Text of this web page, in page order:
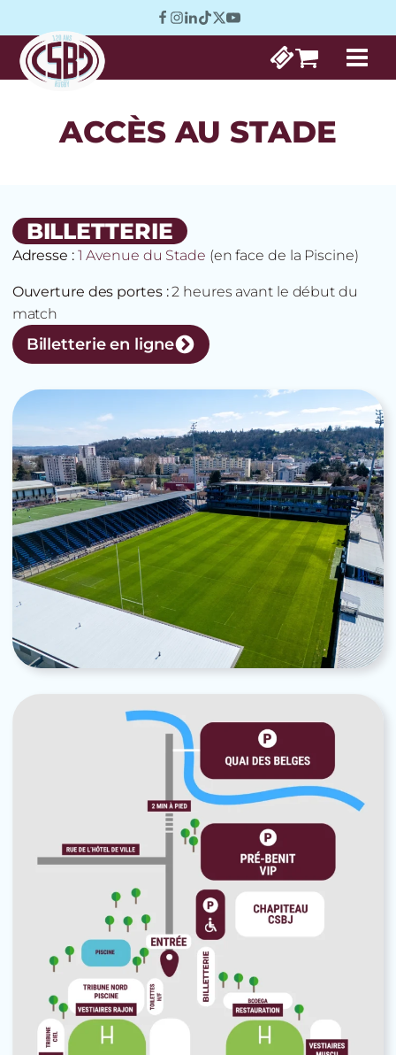
ACCÈS AU STADE
BILLETTERIE
Adresse : 1 Avenue du Stade (en face de la Piscine)
Ouverture des portes :2 heures avant le début du
match
Billetterie en ligne